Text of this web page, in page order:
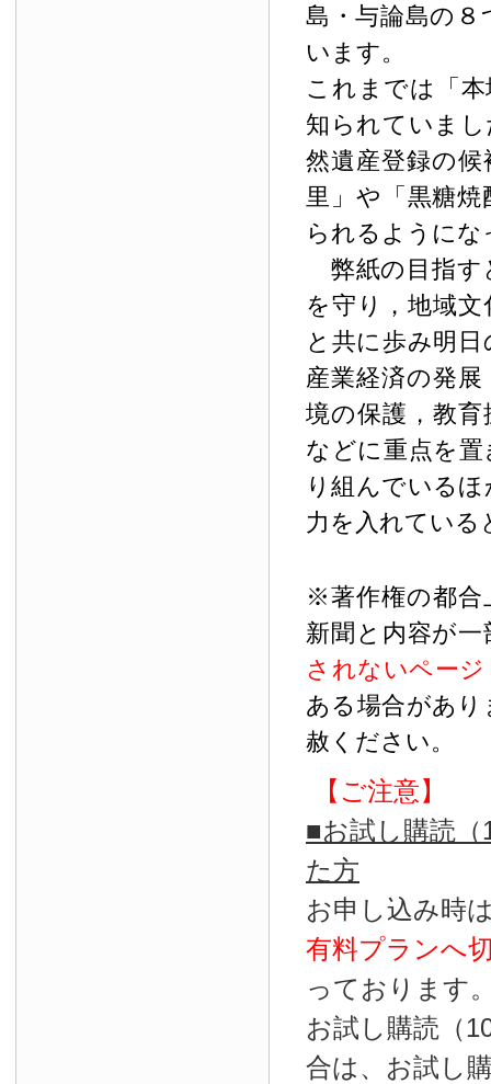
島・与論島の
います。
これまでは「
知られていま
然遺産登録の
里」や「黒糖
られるように
弊紙の目指す
を守り，地域
と共に歩み明
産業経済の発
境の保護，教
などに重点を
り組んでいる
力を入れている
※著作権の都合
新聞と内容が
されないペー
ある場合があ
赦ください。
【ご注意】
■お試し購読
た方
お申し込み時
有料プランへ
っております
お試し購読（
合は、お試し